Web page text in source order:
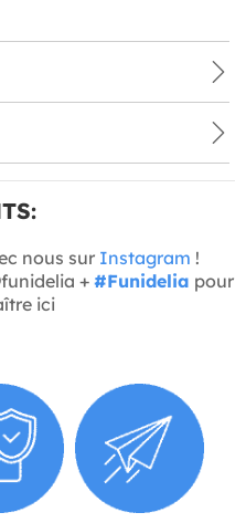
nous sur Instagram !
+ #Funidelia pour
ici